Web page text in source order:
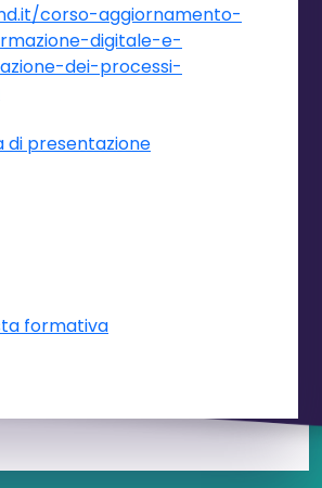
corso-aggiornamento-
digitale-e-
dei-processi-
di presentazione
formativa